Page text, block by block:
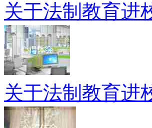
关于法制教育进
关于法制教育进